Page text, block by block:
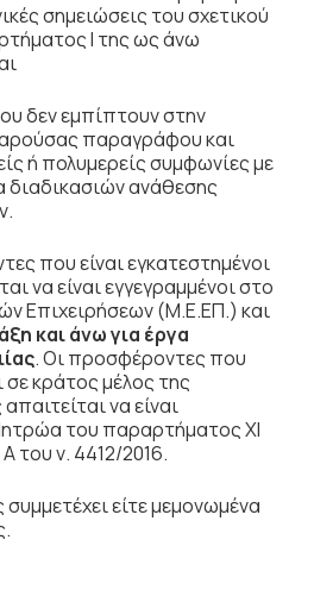
σημειώσεις του σχετικού
I της ως άνω
δεν εμπίπτουν στην
παραγράφου και
ή πολυμερείς συμφωνίες με
ανάθεσης
που είναι εγκατεστημένοι
να είναι εγγεγραμμένοι στο
Επιχειρήσεων (Μ.Ε.ΕΠ.) και
και άνω για έργα
. Οι προσφέροντες που
σε κράτος μέλος της
να είναι
του παραρτήματος ΧΙ
του ν. 4412/2016.
είτε μεμονωμένα